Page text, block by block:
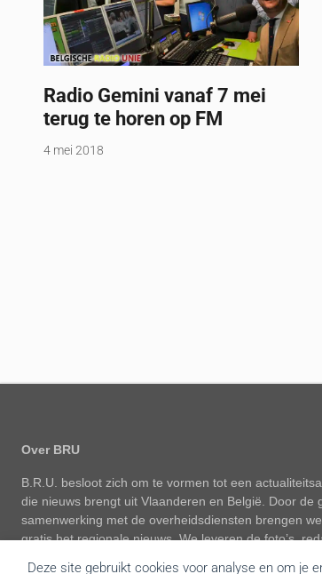
Deze site gebruikt cookies voor analyse en om je
Radio Gemini vanaf 7 mei
terug te horen op FM
4 mei 2018
Over BRU
B.R.U. besloot zich om te vormen tot een
die nieuws brengt uit Vlaanderen en België. Door de
samenwerking met de overheidsdiensten brengen
gratis het regionale nieuws. We leveren de foto’s,